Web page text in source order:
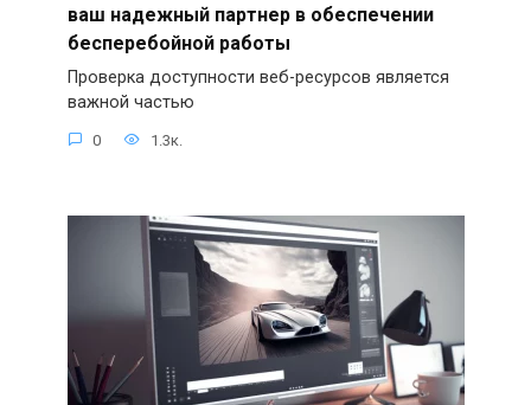
ваш надежный партнер в обеспечении
бесперебойной работы
Проверка доступности веб-ресурсов является
важной частью
0 1.3к.